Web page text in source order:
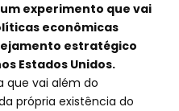
experimento que vai
econômicas
estratégico
Estados Unidos.
que vai além do
própria existência do